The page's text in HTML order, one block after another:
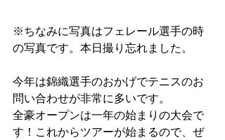
※ちなみに写真はフェレール選手の時
の写真です。本日撮り忘れました。
今年は錦織選手のおかげでテニスのお
問い合わせが非常に多いです。
全豪オープンは一年の始まりの大会で
す！これからツアーが始まるので、ぜ